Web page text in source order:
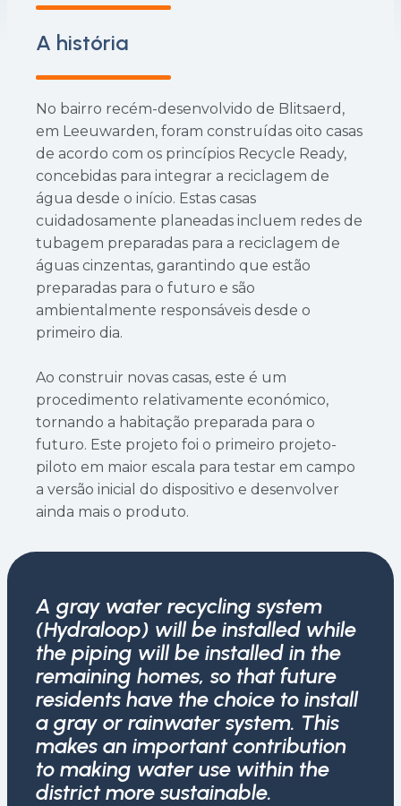
A história
No bairro recém-desenvolvido de Blitsaerd,
em Leeuwarden, foram construídas oito casas
de acordo com os princípios Recycle Ready,
concebidas para integrar a reciclagem de
água desde o início. Estas casas
cuidadosamente planeadas incluem redes de
tubagem preparadas para a reciclagem de
águas cinzentas, garantindo que estão
preparadas para o futuro e são
ambientalmente responsáveis desde o
primeiro dia.
Ao construir novas casas, este é um
procedimento relativamente económico,
tornando a habitação preparada para o
futuro. Este projeto foi o primeiro projeto-
piloto em maior escala para testar em campo
a versão inicial do dispositivo e desenvolver
ainda mais o produto.
A gray water recycling system
(Hydraloop) will be installed while
the piping will be installed in the
remaining homes, so that future
residents have the choice to install
a gray or rainwater system. This
makes an important contribution
to making water use within the
district more sustainable.